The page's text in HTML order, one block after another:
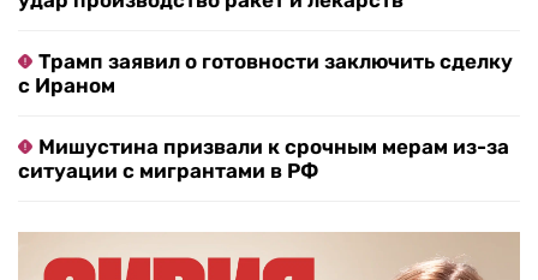
Трамп заявил о готовности заключить сделку
с Ираном
Мишустина призвали к срочным мерам из-за
ситуации с мигрантами в РФ